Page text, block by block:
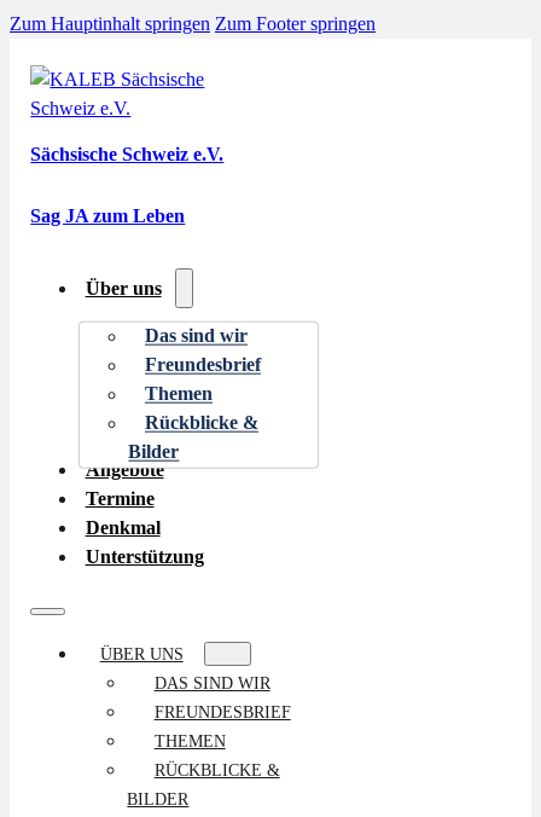
Zum Hauptinhalt springen Zum Footer springen
Sächsische Schweiz e.V.
Sag JA zum Leben
Über uns
Das sind wir
Freundesbrief
Themen
Rückblicke &
Bilder
Angebote
Termine
Denkmal
Unterstützung
ÜBER UNS
DAS SIND WIR
FREUNDESBRIEF
THEMEN
RÜCKBLICKE &
BILDER